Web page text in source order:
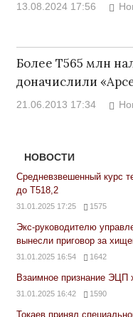
13.08.2024 17:56
Более Т565 млн
доначислили
21.06.2013 17:34
НОВОСТИ
Средневзвешенный курс
до Т518,2
31.01.2025 17:25 1575
Экс-руководителю
вынесли приговор за
31.01.2025 16:54 1642
Взаимное признание ЭЦП
31.01.2025 16:42 1590
Токаев принял